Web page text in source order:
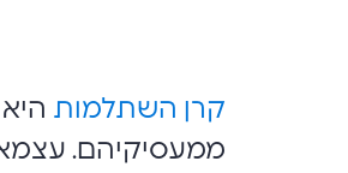
קרן השתלמות
ממעסיקיהם.